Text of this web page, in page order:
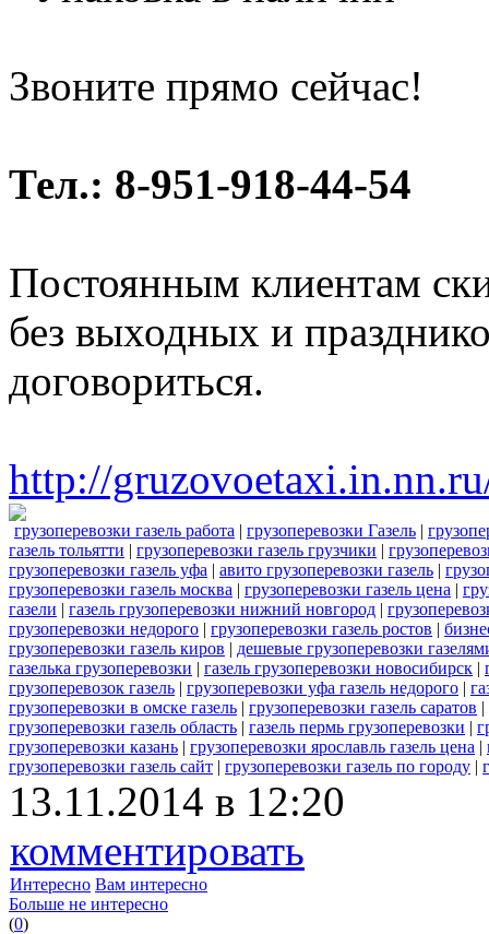
Звоните прямо сейчас!
Тел.: 8-951-918-44-54
Постоянным клиентам
без выходных и
договориться.
http://
грузоперевозки газель работа | грузоперевозки Газель |
газель тольятти | грузоперевозки газель грузчики |
грузоперевозки газель уфа | авито грузоперевозки газель |
грузоперевозки газель москва | грузоперевозки газель цена |
газели | газель грузоперевозки нижний новгород |
грузоперевозки недорого | грузоперевозки газель ростов |
грузоперевозки газель киров | дешевые грузоперевозки
газелька грузоперевозки | газель грузоперевозки новосибирск |
грузоперевозок газель | грузоперевозки уфа газель недорого |
грузоперевозки в омске газель | грузоперевозки газель саратов |
грузоперевозки газель область | газель пермь грузоперевозки |
грузоперевозки казань | грузоперевозки ярославль газель цена |
грузоперевозки газель сайт | грузоперевозки газель по городу |
13.11.2014 в 12:20
комментировать
Интересно Вам интересно
Больше не интересно
(0)